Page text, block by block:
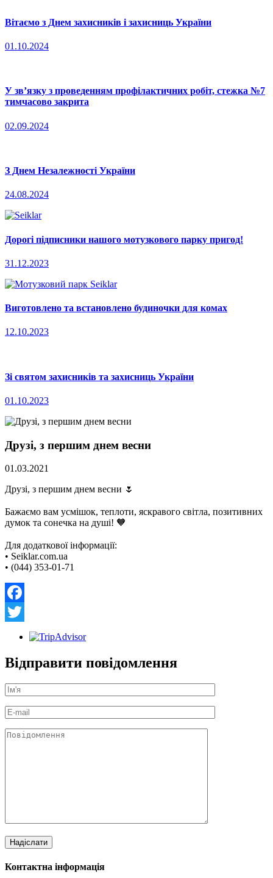
Вітаємо з Днем захисників і захисниць України
01.10.2024
У зв’язку з проведенням профілактичних робіт, стежка №7
тимчасово закрита
02.09.2024
З Днем Незалежності України
24.08.2024
Дорогі підписники нашого мотузкового парку пригод!
31.12.2023
Виготовлено та встановлено будиночки для комах
12.10.2023
Зі святом захисників та захисниць України
01.10.2023
Друзі, з першим днем весни
01.03.2021
Друзі, з першим днем весни 🌷
Бажаємо вам усмішок, теплоти, яскравого світла, позитивних
думок та сонечка на душі! 🧡
Для додаткової інформації:
• Seiklar.com.ua
• (044) 353-01-71
Facebook
Twitter
Відправити повідомлення
Контактна інформація